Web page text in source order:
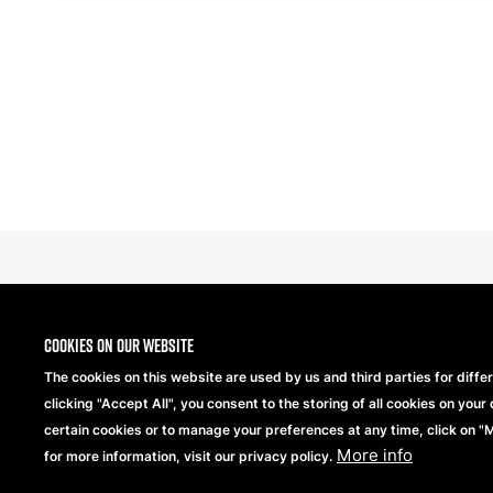
Cookies on our website
The cookies on this website are used by us and third parties for
clicking "Accept All", you consent to the storing of all cookies on your
certain cookies or to manage your preferences at any time, click on
for more information, visit our privacy policy. More info
Copyright® 2026 Beechfield Brands Ltd. Wszelkie